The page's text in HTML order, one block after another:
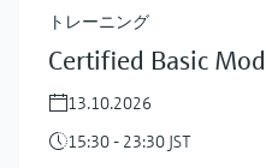
トレーニング
Certified Basic
13.10.2026
15:30 - 23:30 JST